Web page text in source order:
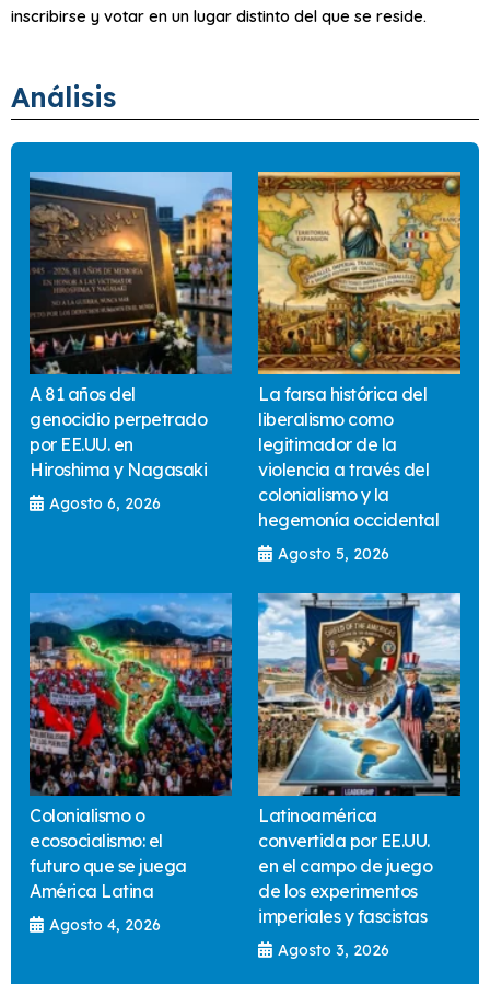
inscribirse y votar en un lugar distinto del que se reside.
Análisis
A 81 años del
genocidio perpetrado
por EE.UU. en
Hiroshima y Nagasaki
Agosto 6, 2026
La farsa histórica del
liberalismo como
legitimador de la
violencia a través del
colonialismo y la
hegemonía occidental
Agosto 5, 2026
Colonialismo o
ecosocialismo: el
futuro que se juega
América Latina
Agosto 4, 2026
Latinoamérica
convertida por EE.UU.
en el campo de juego
de los experimentos
imperiales y fascistas
Agosto 3, 2026